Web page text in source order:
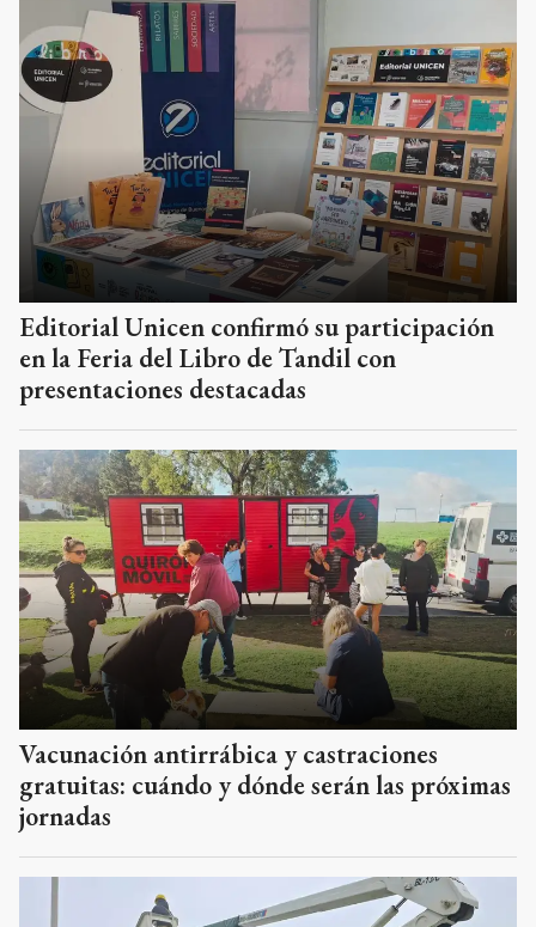
Editorial Unicen confirmó su participación
en la Feria del Libro de Tandil con
presentaciones destacadas
Vacunación antirrábica y castraciones
gratuitas: cuándo y dónde serán las próximas
jornadas